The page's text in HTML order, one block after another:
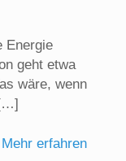
Energie
geht etwa
wäre, wenn
Mehr erfahren